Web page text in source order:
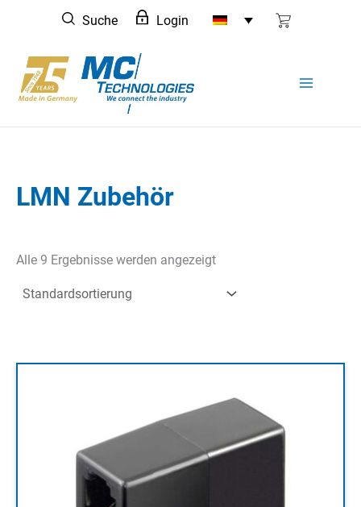
springen
Suche Login
LMN Zubehör
Alle 9 Ergebnisse werden angezeigt